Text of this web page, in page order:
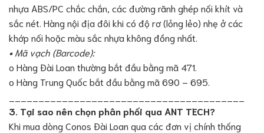
nhựa ABS/PC chắc chắn, các đường rãnh ghép nối khít và
sắc nét. Hàng nội địa đôi khi có độ rơ (lỏng lẻo) nhẹ ở các
khớp nối hoặc màu sắc nhựa không đồng nhất.
• Mã vạch (Barcode):
o Hàng Đài Loan thường bắt đầu bằng mã 471.
o Hàng Trung Quốc bắt đầu bằng mã 690 – 695.
3. Tại sao nên chọn phân phối qua ANT TECH?
Khi mua dòng Conos Đài Loan qua các đơn vị chính thống